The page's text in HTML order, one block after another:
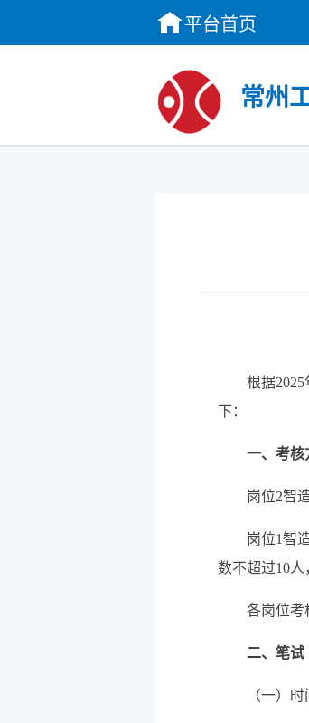
平台首页
常州
根据2025
下：
一、 考核
岗位2智
岗位1智
数不超过10人
各岗位考
二、 笔试
（一） 时